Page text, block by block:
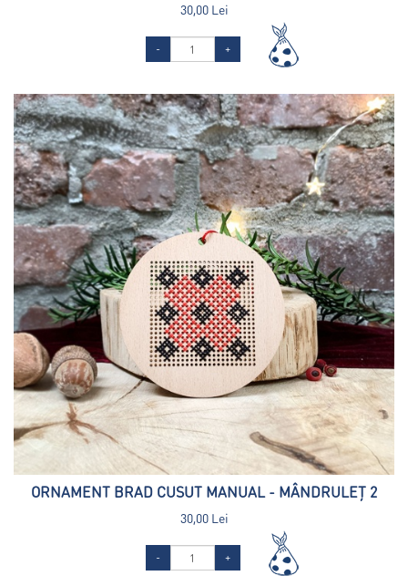
30,00 Lei
- +
ORNAMENT BRAD CUSUT MANUAL - MÂNDRULEȚ 2
30,00 Lei
- +